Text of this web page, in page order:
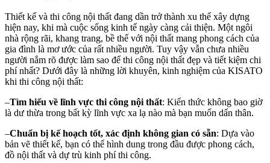
Thiết kế và thi công nội thất đang dần trở thành xu thế xây dựng
hiện nay, khi mà cuộc sống kinh tế ngày càng cải thiện. Một ngôi
nhà rộng rãi, khang trang, bề thế với nội thất mang phong cách của
gia đình là mơ ước của rất nhiều người. Tuy vậy vẫn chưa nhiều
người nắm rõ được làm sao để thi công nội thất đẹp và tiết kiệm chi
phí nhất? Dưới đây là những lời khuyên, kinh nghiệm của KISATO
khi thi công nội thất:
–Tìm hiểu về lĩnh vực thi công nội thất: Kiến thức không bao giờ
là dư thừa trong bất kỳ lĩnh vực xa lạ nào mà bạn muốn dấn thân.
–Chuẩn bị kế hoạch tốt, xác định không gian có sẵn: Dựa vào
bản vẽ thiết kế, bạn có thể hình dung trong đầu được phong cách,
đồ nội thất và dự trù kinh phí thi công.